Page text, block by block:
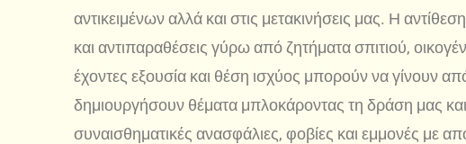
αντικειμένων αλλά και στις μετακινήσεις μας. Η
και αντιπαραθέσεις γύρω από ζητήματα σπιτιού,
έχοντες εξουσία και θέση ισχύος μπορούν να γίνουν
δημιουργήσουν θέματα μπλοκάροντας τη δράση μας
συναισθηματικές ανασφάλιες, φοβίες και εμμονές με